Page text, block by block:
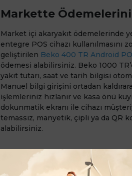
Markette
Market içi akaryakıt ödemelerinde
entegre POS cihazı
geliştirilen Beko 400 TR Android
ödemesi alabilirsiniz. Beko 1000
yakıt tutarı, saat ve tarih bilgisi
Manuel bilgi girişini ortadan
işlemleriniz hızlanır ve kasa önü
dokunmatik ekranı ile cihazı
temassız, manyetik, çipli ya da QR
alabilirsiniz.